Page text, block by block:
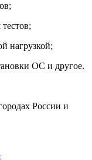
нагрузкой;
ОС и другое.
России и